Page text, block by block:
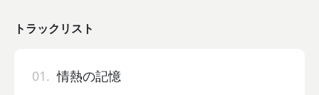
トラックリスト
01. 情熱の記憶